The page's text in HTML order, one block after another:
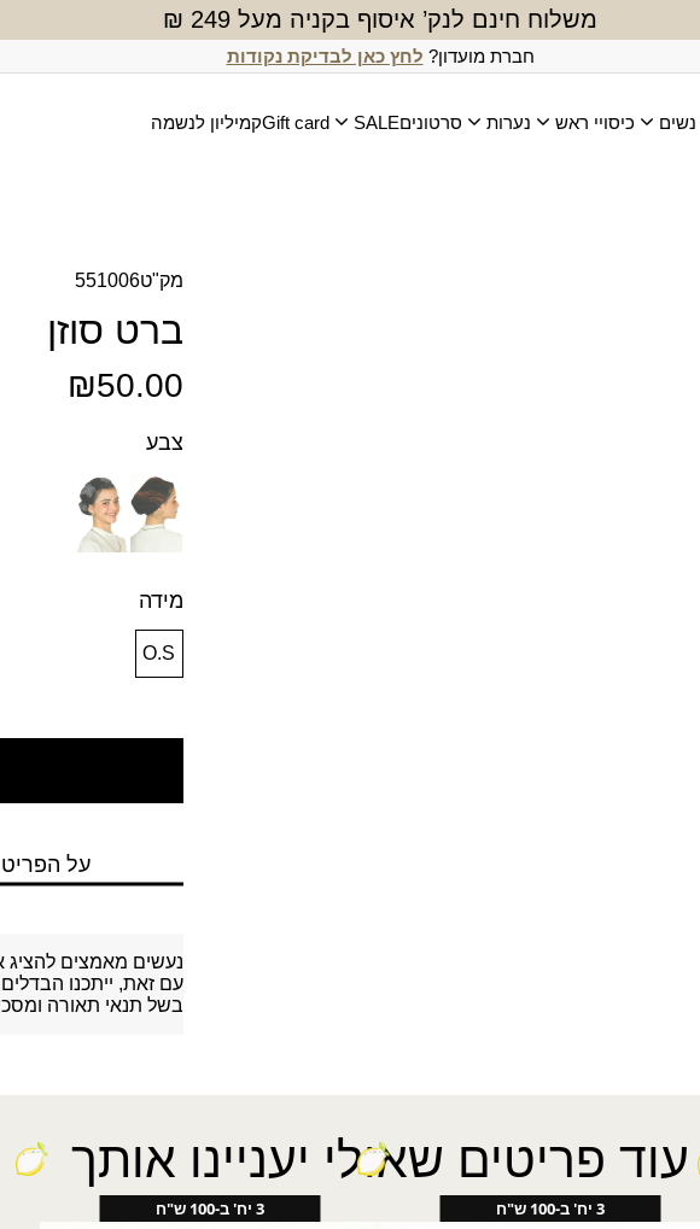
משלוח חינם לנק’ איסוף בקניה מעל 249 ₪
חברת מועדון? לחץ כאן לבדיקת נקודות
נשים כיסויי ראש נערות סרטוניםSALE
Gift cardקמיליון לנשמה
מק"ט551006
ברט סוזן
₪50.00
צבע
מידה
O.S
על הפריט
נעשים מאמצים להציג
עם זאת, ייתכנו
בשל תנאי תאורה
עוד פריטים שאולי יעניינו אותך
3 יח' ב-100 ש"ח 3 יח' ב-100 ש"ח